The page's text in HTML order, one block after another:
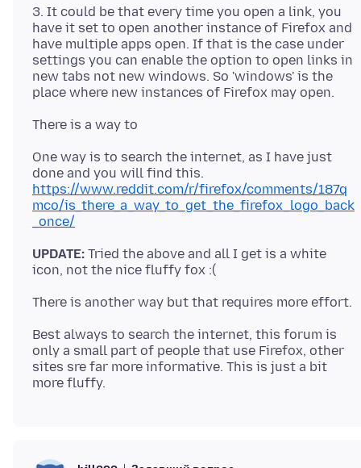
3. It could be that every time you open a link, you
have it set to open another instance of Firefox and
have multiple apps open. If that is the case under
settings you can enable the option to open links in
new tabs not new windows. So 'windows' is the
One way is to search the internet, as I have just
https://www.reddit.com/r/firefox/comments/187q
mco/is_there_a_way_to_get_the_firefox_logo_back
_once/
UPDATE: Tried the above and all I get is a white
Best always to search the internet, this forum is
only a small part of people that use Firefox, other
sites sre far more informative. This is just a bit